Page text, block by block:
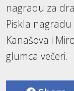
nagradu za
Piskla
Kanašova i
glumca večeri.